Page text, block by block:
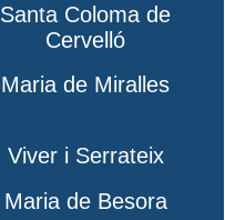
Santa Coloma de
Cervelló
Maria de Miralles
Viver i Serrateix
Maria de Besora